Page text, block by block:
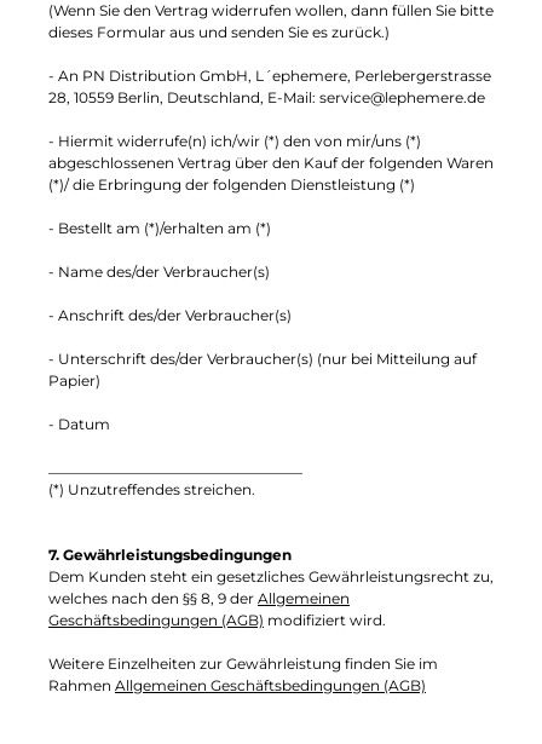
(Wenn Sie den Vertrag widerrufen wollen, dann füllen Sie bitte
dieses Formular aus und senden Sie es zurück.)
- An PN Distribution GmbH, L´ephemere, Perlebergerstrasse
28, 10559 Berlin, Deutschland, E-Mail: service@lephemere.de
- Hiermit widerrufe(n) ich/wir (*) den von mir/uns (*)
abgeschlossenen Vertrag über den Kauf der folgenden Waren
(*)/ die Erbringung der folgenden Dienstleistung (*)
- Bestellt am (*)/erhalten am (*)
- Name des/der Verbraucher(s)
- Anschrift des/der Verbraucher(s)
- Unterschrift des/der Verbraucher(s) (nur bei Mitteilung auf
Papier)
- Datum
(*) Unzutreffendes streichen.
7. Gewährleistungsbedingungen
Dem Kunden steht ein gesetzliches Gewährleistungsrecht zu,
welches nach den §§ 8, 9 der Allgemeinen
Geschäftsbedingungen (AGB) modifiziert wird.
Weitere Einzelheiten zur Gewährleistung finden Sie im
Rahmen Allgemeinen Geschäftsbedingungen (AGB)